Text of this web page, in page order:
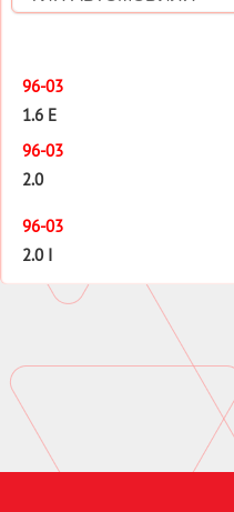
96-03
1.6 E
96-03
2.0
96-03
2.0 I